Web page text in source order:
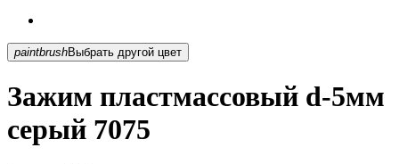
paintbrush Выбрать другой цвет
Зажим пластмассовый d-5мм
серый 7075